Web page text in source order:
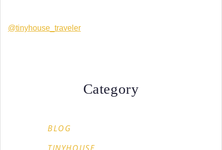
@tinyhouse_traveler
Category
BLOG